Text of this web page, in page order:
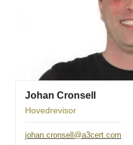
Johan Cronsell
Hovedrevisor
johan.cronsell@a3cert.com